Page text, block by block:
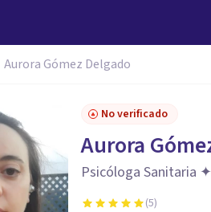
Aurora Gómez Delgado
No verificado
Aurora
Psicóloga Sanitaria
(5)